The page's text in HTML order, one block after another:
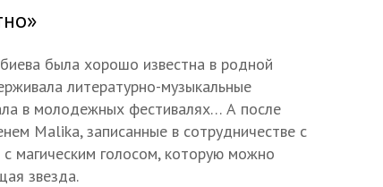
была хорошо известна в родной
литературно-музыкальные
в молодежных фестивалях… А после
Malika, записанные в сотрудничестве с
магическим голосом, которую можно
звезда.